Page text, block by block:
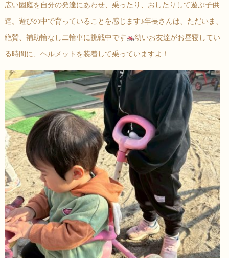
広い園庭を自分の発達にあわせ、乗ったり、おしたりして遊ぶ子供
達。遊びの中で育っていることを感じます♪年長さんは、ただいま、
絶賛、補助輪なし二輪車に挑戦中です
幼いお友達がお昼寝してい
る時間に、ヘルメットを装着して乗っていますよ！